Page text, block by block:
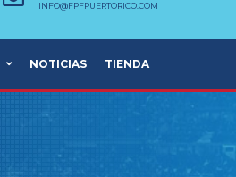
INFO@FPFPUERTORICO.COM
NOTICIAS TIENDA